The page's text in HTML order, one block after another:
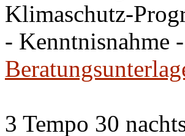
Klimaschutz-
- Kenntnisnahme -
3 Tempo 30